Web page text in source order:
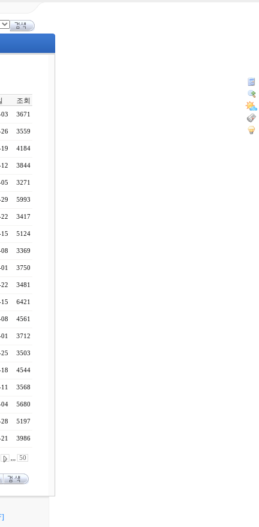
조회
3671
26 3559
4184
3844
3271
5993
3417
5124
3369
3750
3481
6421
4561
3712
3503
4544
3568
04 5680
5197
3986
,,, 50